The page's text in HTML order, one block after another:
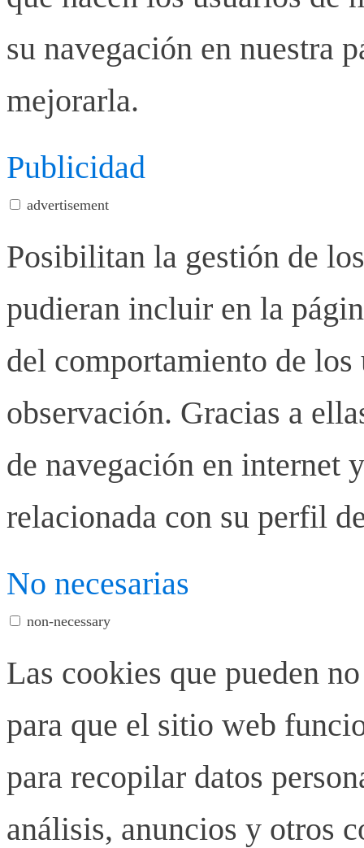
su navegación en nuestra
mejorarla.
Publicidad
advertisement
Posibilitan la gestión de
pudieran incluir en la
del comportamiento de los
observación. Gracias a
de navegación en internet
relacionada con su perfil
No necesarias
non-necessary
Las cookies que pueden
para que el sitio web
para recopilar datos
análisis, anuncios y otros